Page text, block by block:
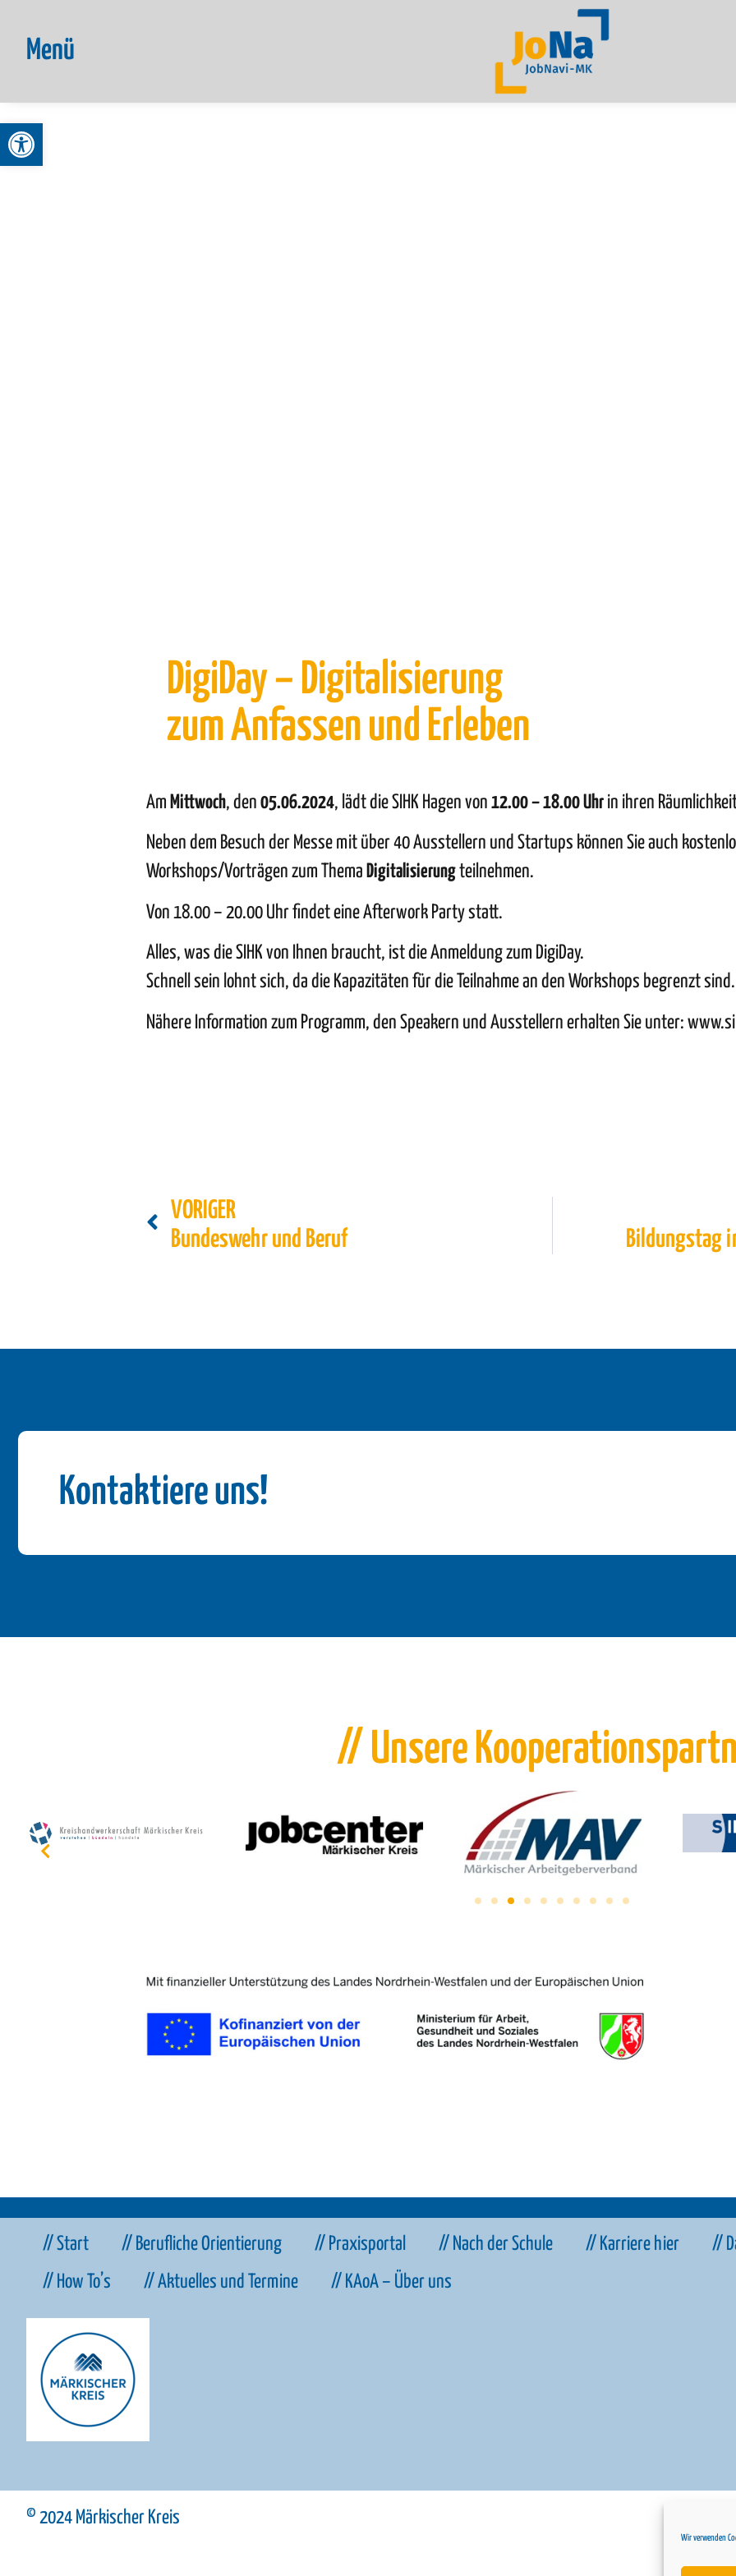
Werkzeugleiste öffnen
Wir verwenden
Menü
DigiDay – Digitalisierung
zum Anfassen und Erleben
Am Mittwoch, den 05.06.2024, lädt die SIHK Hagen von 12.00 – 18.00 Uhr in ihren
Neben dem Besuch der Messe mit über 40 Ausstellern und Startups können Sie auch
Workshops/Vorträgen zum Thema Digitalisierungteilnehmen.
Von 18.00 – 20.00 Uhr findet eine Afterwork Party statt.
Alles, was die SIHK von Ihnen braucht, ist die Anmeldung zum DigiDay.
Schnell sein lohnt sich, da die Kapazitäten für die Teilnahme an den Workshops begrenzt sind.
Nähere Information zum Programm, den Speakern und Ausstellern erhalten Sie unter:
VORIGER
Bundeswehr und Beruf
Bildungstag
Kontaktiere uns!
// Unsere
// Start // Berufliche Orientierung // Praxisportal // Nach der Schule // Karriere hier
//
// How To’s
// Aktuelles und Termine // KAoA – Über uns
© 2024 Märkischer Kreis